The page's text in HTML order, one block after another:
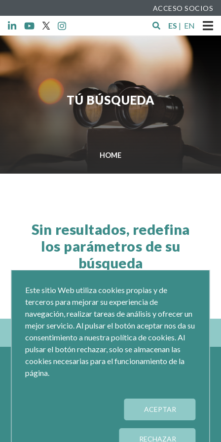
ACCESO SOCIOS
ES | EN
TÚ BÚSQUEDA
HOME
Sin resultados, redefina
los parámetros de su
búsqueda
Calle Jacometrezo 15- 5ºM- 28013 Madrid
Tel.: 91 593 04 12
Este sitio Web utiliza cookies propias y de
terceros para mejorar su experiencia de
navegación, realizar tareas de análisis y ofrecer un
mejor servicio. Al pulsar el botón aceptar nos da su
consentimiento a nuestra política de cookies. Al
pulsar el botón rechazar, solo se almacenan las
cookies necesarias para el funcionamiento de la
página.
ACEPTAR
RECHAZAR